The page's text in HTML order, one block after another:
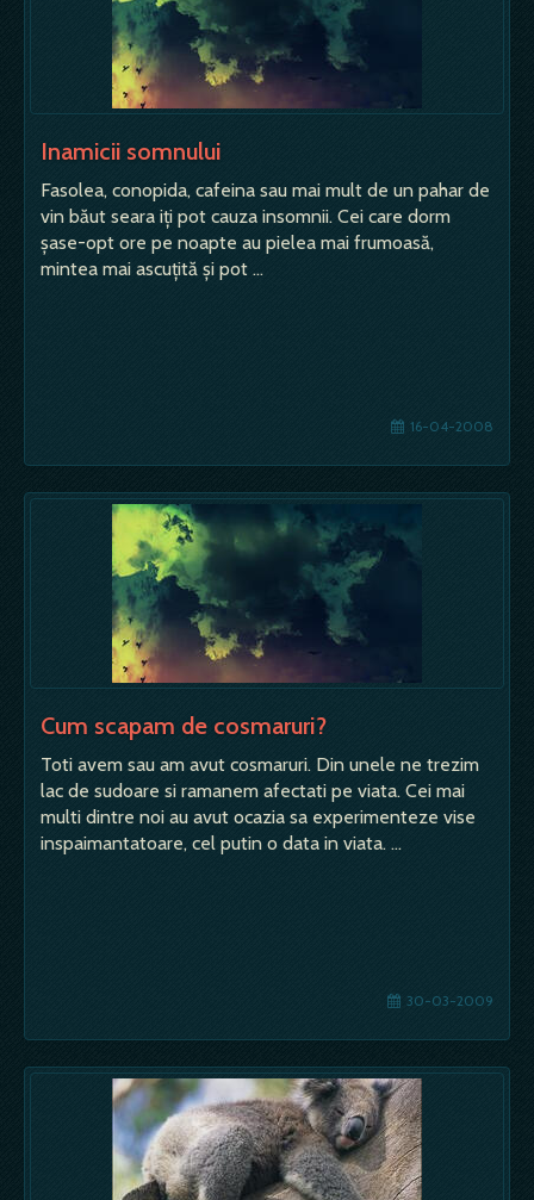
Inamicii somnului
Fasolea, conopida, cafeina sau mai mult de un pahar de
vin băut seara iţi pot cauza insomnii. Cei care dorm
şase-opt ore pe noapte au pielea mai frumoasă,
mintea mai ascuţită şi pot …
16-04-2008
Cum scapam de cosmaruri?
Toti avem sau am avut cosmaruri. Din unele ne trezim
lac de sudoare si ramanem afectati pe viata. Cei mai
multi dintre noi au avut ocazia sa experimenteze vise
inspaimantatoare, cel putin o data in viata. …
30-03-2009